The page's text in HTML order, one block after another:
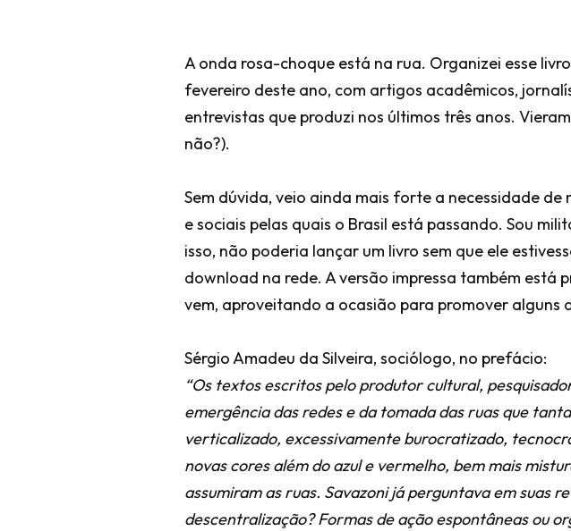
A onda rosa-choque está na rua. Organizei esse
fevereiro deste ano, com artigos acadêmicos,
entrevistas que produzi nos últimos três anos.
não?).
Sem dúvida, veio ainda mais forte a necessidade
e sociais pelas quais o Brasil está passando. Sou
isso, não poderia lançar um livro sem que ele
download na rede. A versão impressa também está
vem, aproveitando a ocasião para promover alguns
Sérgio Amadeu da Silveira, sociólogo, no prefácio:
“Os textos escritos pelo produtor cultural,
emergência das redes e da tomada das ruas que
verticalizado, excessivamente burocratizado,
novas cores além do azul e vermelho, bem mais
assumiram as ruas. Savazoni já perguntava em suas
descentralização? Formas de ação espontâneas ou